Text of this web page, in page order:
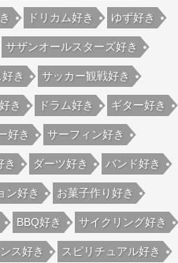
ドリカム好き ゆず好き
サザンオールスターズ好き
き サッカー観戦好き
き ドラム好き ギター好き
好き サーフィン好き
き ダーツ好き バンド好き
ン好き お菓子作り好き
BBQ好き サイクリング好き
ス好き スピリチュアル好き